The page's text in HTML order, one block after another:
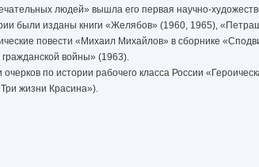
людей» вышла его первая научно-
были изданы книги «Желябов» (1960, 1965),
повести «Михаил Михайлов» в сборнике
гражданской войны» (1963).
по истории рабочего класса России
жизни Красина»).